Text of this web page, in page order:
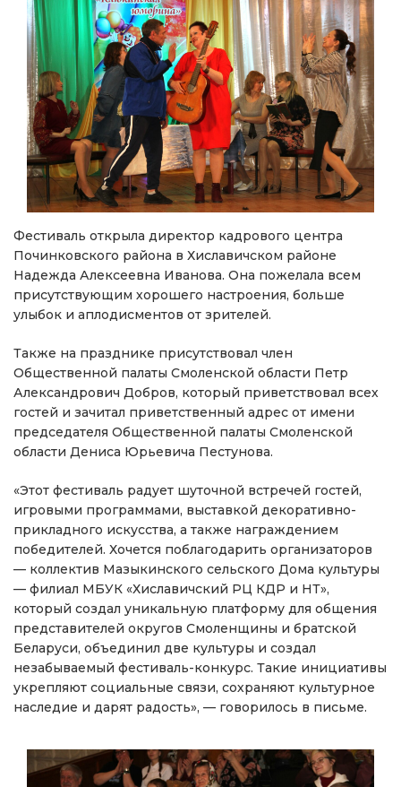
Фестиваль открыла директор кадрового центра
Починковского района в Хиславичском районе
Надежда Алексеевна Иванова. Она пожелала всем
присутствующим хорошего настроения, больше
улыбок и аплодисментов от зрителей.
Также на празднике присутствовал член
Общественной палаты Смоленской области Петр
Александрович Добров, который приветствовал всех
гостей и зачитал приветственный адрес от имени
председателя Общественной палаты Смоленской
области Дениса Юрьевича Пестунова.
«Этот фестиваль радует шуточной встречей гостей,
игровыми программами, выставкой декоративно-
прикладного искусства, а также награждением
победителей. Хочется поблагодарить организаторов
— коллектив Мазыкинского сельского Дома культуры
— филиал МБУК «Хиславичский РЦ КДР и НТ»,
который создал уникальную платформу для общения
представителей округов Смоленщины и братской
Беларуси, объединил две культуры и создал
незабываемый фестиваль-конкурс. Такие инициативы
укрепляют социальные связи, сохраняют культурное
наследие и дарят радость», — говорилось в письме.